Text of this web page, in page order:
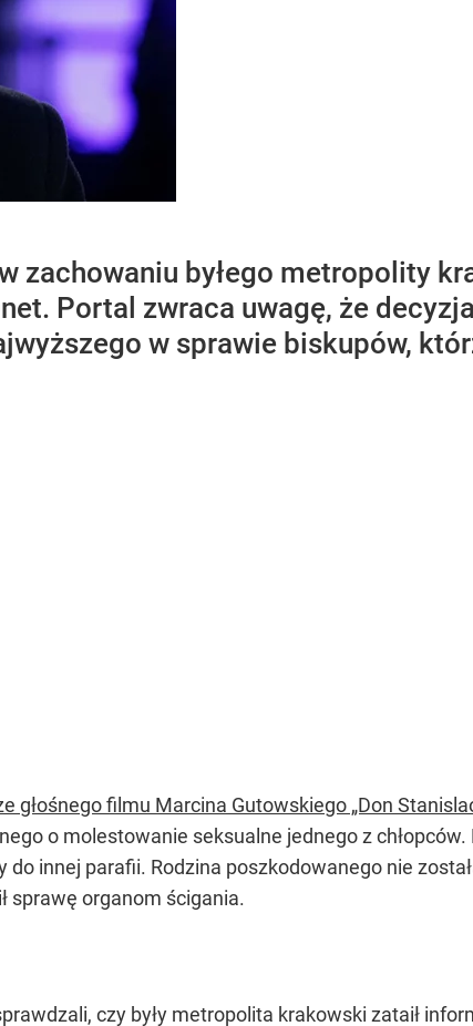
zachowaniu byłego metropolity
Portal zwraca uwagę, że
w sprawie biskupów,
głośnego filmu Marcina Gutowskiego „Don
o molestowanie seksualne jednego z chłopców.
do innej parafii. Rodzina poszkodowanego nie
sprawę organom ścigania.
czy były metropolita krakowski zataił